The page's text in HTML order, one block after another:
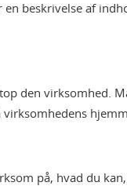
beskrivelse af
den virksomhed.
på, hvad du